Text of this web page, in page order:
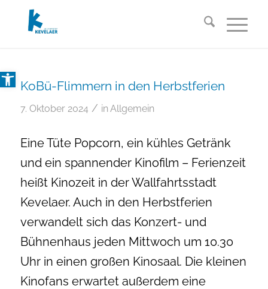
Open toolbar
KoBü-Flimmern in den Herbstferien
7. Oktober 2024 / in Allgemein
Eine Tüte Popcorn, ein kühles Getränk
und ein spannender Kinofilm – Ferienzeit
heißt Kinozeit in der Wallfahrtsstadt
Kevelaer. Auch in den Herbstferien
verwandelt sich das Konzert- und
Bühnenhaus jeden Mittwoch um 10.30
Uhr in einen großen Kinosaal. Die kleinen
Kinofans erwartet außerdem eine